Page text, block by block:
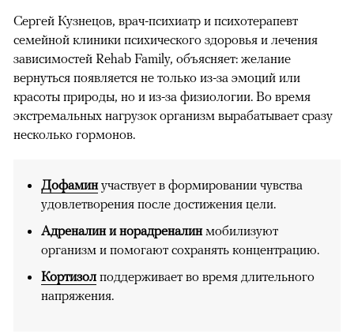
Сергей Кузнецов, врач-психиатр и психотерапевт
семейной клиники психического здоровья и лечения
зависимостей Rehab Family, объясняет: желание
вернуться появляется не только из-за эмоций или
красоты природы, но и из-за физиологии. Во время
экстремальных нагрузок организм вырабатывает сразу
несколько гормонов.
Дофаминучаствует в формировании чувства
удовлетворения после достижения цели.
Адреналин и норадреналинмобилизуют
организм и помогают сохранять концентрацию.
Кортизол поддерживает во время длительного
напряжения.